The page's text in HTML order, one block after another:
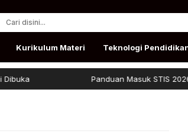
Kurikulum Materi Teknologi
Panduan Masuk STIS 2026